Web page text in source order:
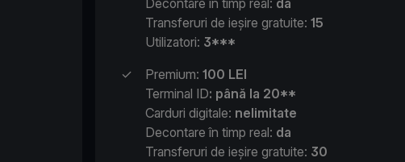
Decontare în timp real: da
Transferuri de ieșire gratuite: 15
Utilizatori: 3***
✓
Premium: 100 LEI
Terminal ID: până la 20**
Carduri digitale: nelimitate
Decontare în timp real: da
Transferuri de ieșire gratuite: 30